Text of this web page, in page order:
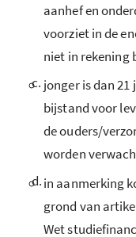
aanhef en
voorziet in de
niet in rekening
c. jonger is dan
bijstand voor
de ouders/
worden
d.in aanmerking
grond van
Wet